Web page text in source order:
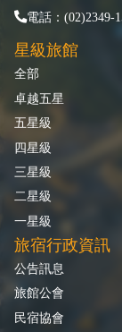
電話：(02)2349-
星級旅館
全部
卓越五星
五星級
四星級
三星級
二星級
一星級
旅宿行政資訊
公告訊息
旅館公會
民宿協會